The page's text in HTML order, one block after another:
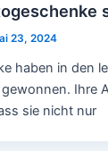
23, 2024
haben in den
Ihre
sie nicht nur